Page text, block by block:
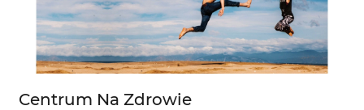
Centrum Na Zdrowie